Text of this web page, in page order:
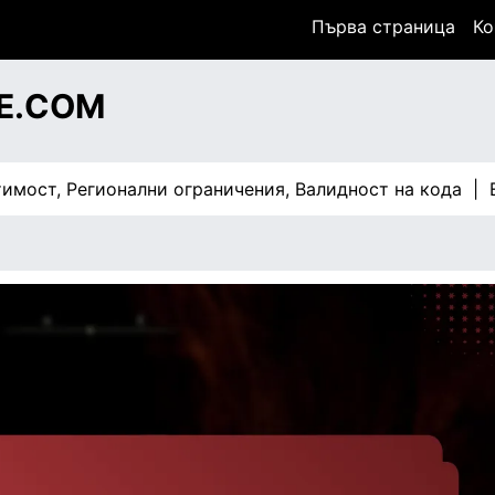
Първа страница
Регионални ограничения, Валидност на кода |Elden